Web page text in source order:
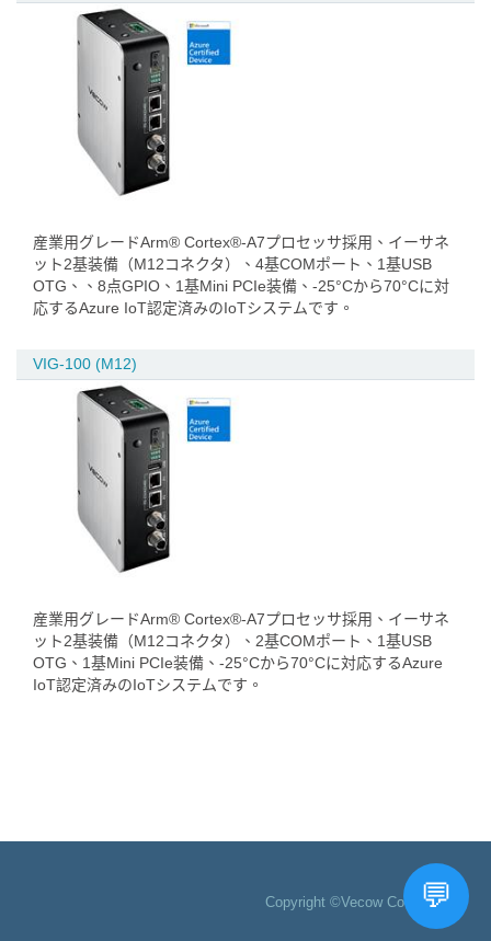
産業用グレードArm® Cortex®-A7プロセッサ採用、イーサネ
ット2基装備（M12コネクタ）、4基COMポート、1基USB
OTG、、8点GPIO、1基Mini PCIe装備、-25°Cから70°Cに対
応するAzure IoT認定済みのIoTシステムです。
VIG-100 (M12)
産業用グレードArm® Cortex®-A7プロセッサ採用、イーサネ
ット2基装備（M12コネクタ）、2基COMポート、1基USB
OTG、1基Mini PCIe装備、-25°Cから70°Cに対応するAzure
IoT認定済みのIoTシステムです。
Copyright ©Vecow Co., Ltd.